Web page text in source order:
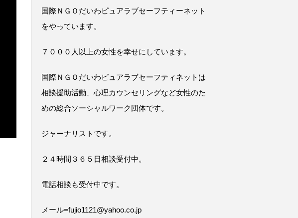
国際ＮＧＯだいわピュアラブセーフティーネット
をやっています。
７０００人以上の女性を幸せにしています。
国際ＮＧＯだいわピュアラブセーフティネットは
相談援助活動、心理カウンセリングなど女性のた
めの総合ソーシャルワーク団体です。
ジャーナリストです。
２４時間３６５日相談受付中。
電話相談も受付中です。
メール=fujio1121@yahoo.co.jp